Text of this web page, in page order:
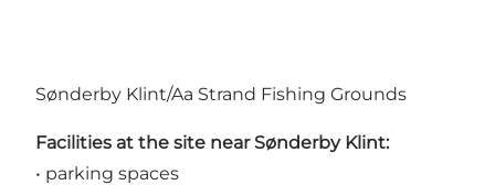
Sønderby Klint/Aa Strand Fishing Grounds
Facilities at the site near Sønderby Klint:
• parking spaces